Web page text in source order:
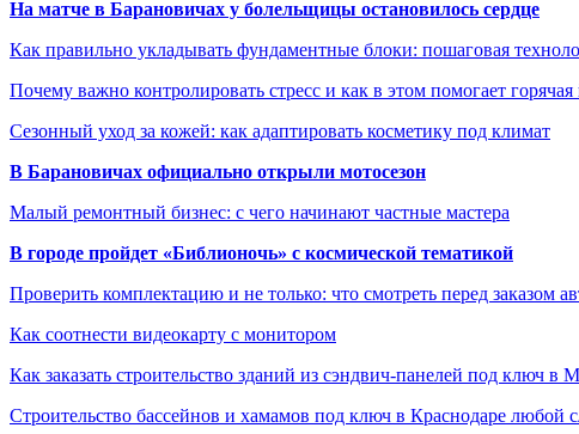
На матче в Барановичах у болельщицы остановилось сердце
Как правильно укладывать фундаментные блоки: пошаговая
Почему важно контролировать стресс и как в этом помогает горячая
Сезонный уход за кожей: как адаптировать косметику под климат
В Барановичах официально открыли мотосезон
Малый ремонтный бизнес: с чего начинают частные мастера
В городе пройдет «Библионочь» с космической тематикой
Проверить комплектацию и не только: что смотреть перед заказом
Как соотнести видеокарту с монитором
Как заказать строительство зданий из сэндвич-панелей под ключ в
Строительство бассейнов и хамамов под ключ в Краснодаре любой